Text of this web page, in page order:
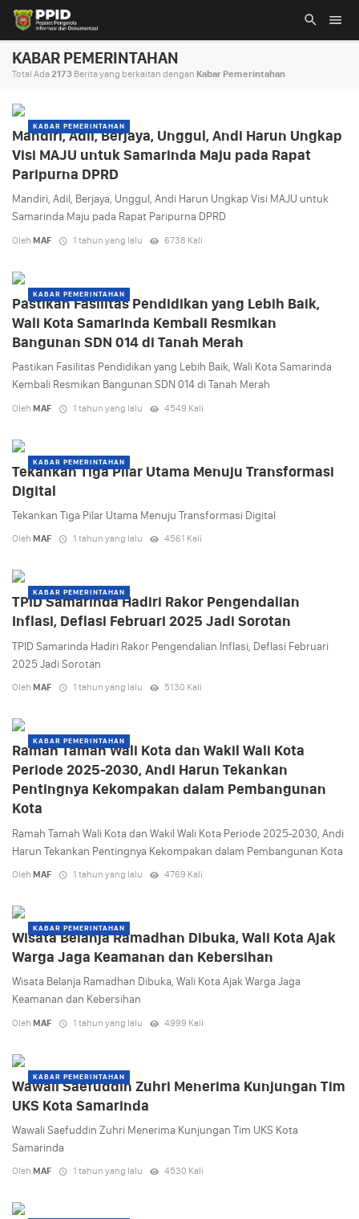
KABAR PEMERINTAHAN
Total Ada2173 Berita yang berkaitan dengan Kabar Pemerintahan
KABAR PEMERINTAHAN
Mandiri, Adil, Berjaya, Unggul, Andi Harun Ungkap
Visi MAJU untuk Samarinda Maju pada Rapat
Paripurna DPRD
Mandiri, Adil, Berjaya, Unggul, Andi Harun Ungkap Visi MAJU untuk
Samarinda Maju pada Rapat Paripurna DPRD
Oleh MAF 1 tahun yang lalu 6738 Kali
KABAR PEMERINTAHAN
Pastikan Fasilitas Pendidikan yang Lebih Baik,
Wali Kota Samarinda Kembali Resmikan
Bangunan SDN 014 di Tanah Merah
Pastikan Fasilitas Pendidikan yang Lebih Baik, Wali Kota Samarinda
Kembali Resmikan Bangunan SDN 014 di Tanah Merah
Oleh MAF 1 tahun yang lalu 4549 Kali
KABAR PEMERINTAHAN
Tekankan Tiga Pilar Utama Menuju Transformasi
Digital
Tekankan Tiga Pilar Utama Menuju Transformasi Digital
Oleh MAF 1 tahun yang lalu 4561 Kali
KABAR PEMERINTAHAN
TPID Samarinda Hadiri Rakor Pengendalian
Inflasi, Deflasi Februari 2025 Jadi Sorotan
TPID Samarinda Hadiri Rakor Pengendalian Inflasi, Deflasi Februari
2025 Jadi Sorotan
Oleh MAF 1 tahun yang lalu 5130 Kali
KABAR PEMERINTAHAN
Ramah Tamah Wali Kota dan Wakil Wali Kota
Periode 2025-2030, Andi Harun Tekankan
Pentingnya Kekompakan dalam Pembangunan
Kota
Ramah Tamah Wali Kota dan Wakil Wali Kota Periode 2025-2030, Andi
Harun Tekankan Pentingnya Kekompakan dalam Pembangunan Kota
Oleh MAF 1 tahun yang lalu 4769 Kali
KABAR PEMERINTAHAN
Wisata Belanja Ramadhan Dibuka, Wali Kota Ajak
Warga Jaga Keamanan dan Kebersihan
Wisata Belanja Ramadhan Dibuka, Wali Kota Ajak Warga Jaga
Keamanan dan Kebersihan
Oleh MAF 1 tahun yang lalu 4999 Kali
KABAR PEMERINTAHAN
Wawali Saefuddin Zuhri Menerima Kunjungan Tim
UKS Kota Samarinda
Wawali Saefuddin Zuhri Menerima Kunjungan Tim UKS Kota
Samarinda
Oleh MAF 1 tahun yang lalu 4530 Kali